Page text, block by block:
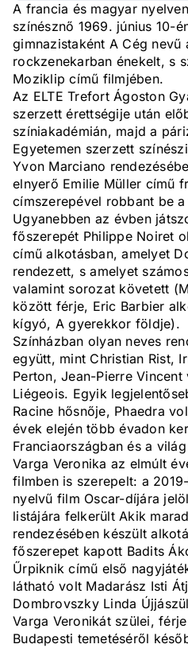
A francia és magyar
színésznő 1969. június 10-
gimnazistaként A Cég nevű
rockzenekarban énekelt, s
Moziklip című filmjében.
Az ELTE Trefort Ágoston
szerzett érettségije után
színiakadémián, majd a
Egyetemen szerzett
Yvon Marciano
elnyerő Emilie Müller című
címszerepével robbant be
Ugyanebben az évben
főszerepét Philippe Noiret
című alkotásban, amelyet
rendezett, s amelyet
valamint sorozat követett
között férje, Eric Barbier
kígyó, A gyerekkor földje).
Színházban olyan neves
együtt, mint Christian Rist,
Perton, Jean-Pierre Vincent
Liégeois. Egyik
Racine hősnője, Phaedra
évek elején több évadon
Franciaországban és a
Varga Veronika az elmúlt
filmben is szerepelt: a
nyelvű film Oscar-díjára
listájára felkerült Akik
rendezésében készült
főszerepet kapott Badits
Űrpiknik című első
látható volt Madarász Isti
Dombrovszky Linda
Varga Veronikát szülei,
Budapesti temetéséről